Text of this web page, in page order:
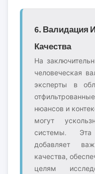
6. Валидация
Качества
На
человеческая
эксперты в
нюансов и
могут
системы. Эта
добавляет
качества,
целям